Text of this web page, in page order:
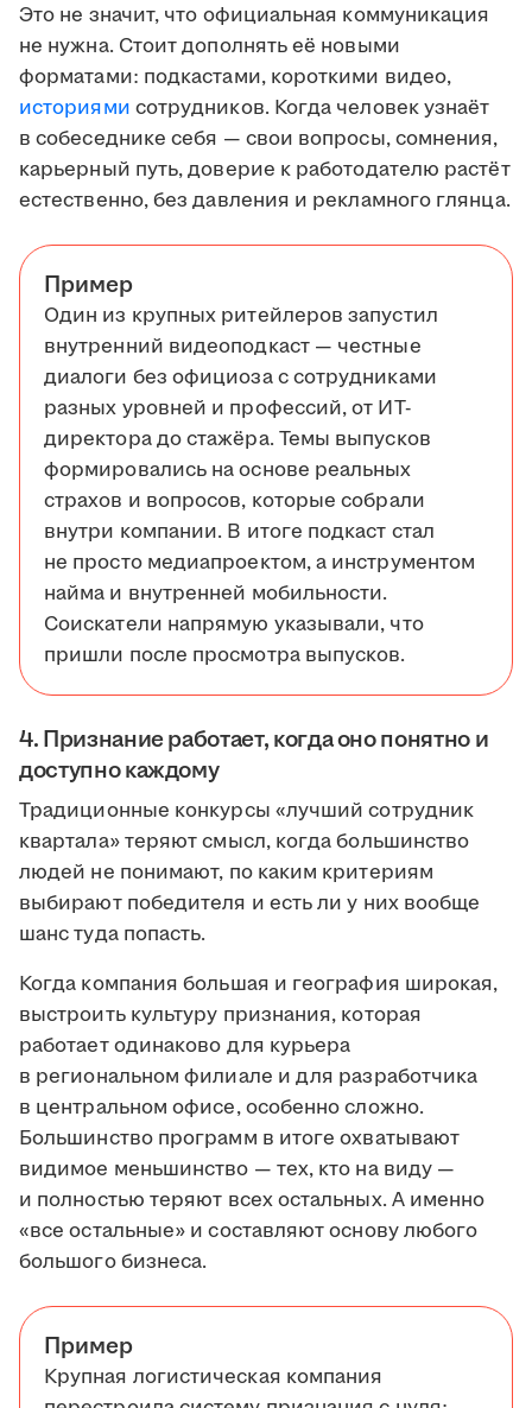
Это не значит, что официальная коммуникация
не нужна. Стоит дополнять её новыми
форматами: подкастами, короткими видео,
историями сотрудников. Когда человек узнаёт
в собеседнике себя — свои вопросы, сомнения,
карьерный путь, доверие к работодателю растёт
естественно, без давления и рекламного глянца.
Пример
Один из крупных ритейлеров запустил
внутренний видеоподкаст — честные
диалоги без официоза с сотрудниками
разных уровней и профессий, от ИТ-
директора до стажёра. Темы выпусков
формировались на основе реальных
страхов и вопросов, которые собрали
внутри компании. В итоге подкаст стал
не просто медиапроектом, а инструментом
найма и внутренней мобильности.
Соискатели напрямую указывали, что
пришли после просмотра выпусков.
4. Признание работает, когда оно понятно и
доступно каждому
Традиционные конкурсы «лучший сотрудник
квартала» теряют смысл, когда большинство
людей не понимают, по каким критериям
выбирают победителя и есть ли у них вообще
шанс туда попасть.
Когда компания большая и география широкая,
выстроить культуру признания, которая
работает одинаково для курьера
в региональном филиале и для разработчика
в центральном офисе, особенно сложно.
Большинство программ в итоге охватывают
видимое меньшинство — тех, кто на виду —
и полностью теряют всех остальных. А именно
«все остальные» и составляют основу любого
большого бизнеса.
Пример
Крупная логистическая компания